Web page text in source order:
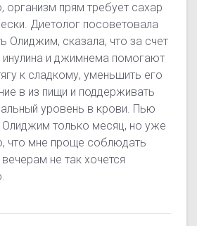
организм прям требует сахар
Диетолог посоветовала
Олиджим, сказала, что за счет
инулина и джимнема помогают
к сладкому, уменьшить его
в из пищи и поддерживать
уровень в крови. Пью
Олиджим только месяц, но уже
что мне проще соблюдать
вечерам не так хочется